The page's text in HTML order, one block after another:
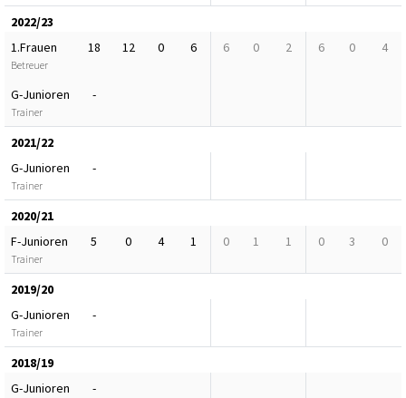
2022/23
1.Frauen
Betreuer
18 12 0 6 6 0 2 6 0 4
G-Junioren
Trainer
-
2021/22
G-Junioren
Trainer
-
2020/21
F-Junioren
Trainer
5 0 4 1 0 1 1 0 3 0
2019/20
G-Junioren
Trainer
-
2018/19
G-Junioren
-